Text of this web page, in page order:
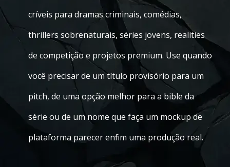
críveis para dramas criminais, comédias,
thrillers sobrenaturais, séries jovens, realities
de competição e projetos premium. Use quando
você precisar de um título provisório para um
pitch, de uma opção melhor para a bible da
série ou de um nome que faça um mockup de
plataforma parecer enfim uma produção real.